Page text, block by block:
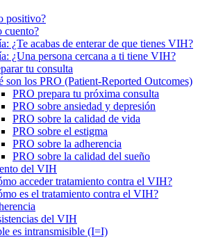
positivo?
cuento?
¿Te acabas de enterar de que tienes VIH?
¿Una persona cercana a ti tiene VIH?
tu consulta
son los PRO (Patient-Reported Outcomes)
PRO prepara tu próxima consulta
PRO sobre ansiedad y depresión
PRO sobre la calidad de vida
PRO sobre el estigma
PRO sobre la adherencia
PRO sobre la calidad del sueño
del VIH
acceder tratamiento contra el VIH?
es el tratamiento contra el VIH?
del VIH
es intransmisible (I=I)